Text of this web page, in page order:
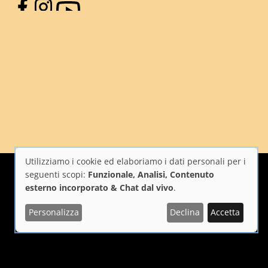
Facebook
Instagram
YouTube
Repubblica Italiana Unione Europea
Utilizzo
dei
dati
Utilizziamo i cookie ed elaboriamo i dati personali per i
seguenti scopi: Funzionale, Analisi, Contenuto
esterno incorporato & Chat dal vivo.
Personalizza Declina Accetta